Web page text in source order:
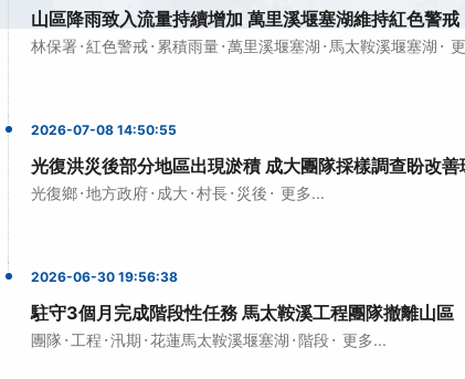
山區降雨致入流量持續增加 萬里溪堰塞湖維持紅色警戒
林保署 ·紅色警戒· 累積雨量·萬里溪堰塞湖 · 馬太鞍溪堰塞湖 ·
2026-07-08 14:50:55
光復洪災後部分地區出現淤積 成大團隊採樣調查盼改善
光復鄉·地方政府· 成大 ·村長· 災後 · 更多...
2026-06-30 19:56:38
駐守3個月完成階段性任務 馬太鞍溪工程團隊撤離山區
團隊· 工程 ·汛期 ·花蓮馬太鞍溪堰塞湖 ·階段· 更多...